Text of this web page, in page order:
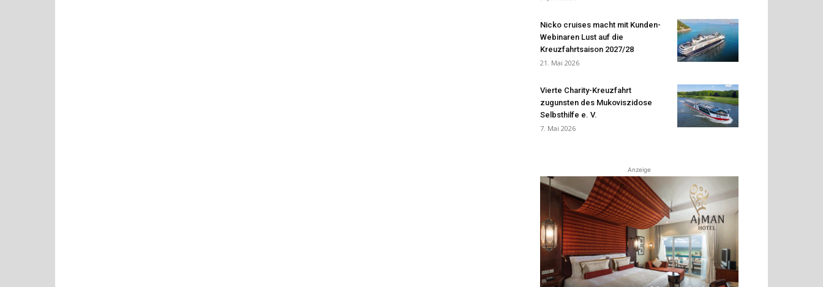
Nicko cruises macht mit Kunden-
Webinaren Lust auf die
Kreuzfahrtsaison 2027/28
21. Mai 2026
Vierte Charity-Kreuzfahrt
zugunsten des Mukoviszidose
Selbsthilfe e. V.
7. Mai 2026
Anzeige